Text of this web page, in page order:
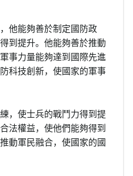
他能夠善於制定國防政
到提升。他能夠善於推動
事力量能夠達到國際先進
科技創新，使國家的軍事
，使士兵的戰鬥力得到提
法權益，使他們能夠得到
動軍民融合，使國家的國